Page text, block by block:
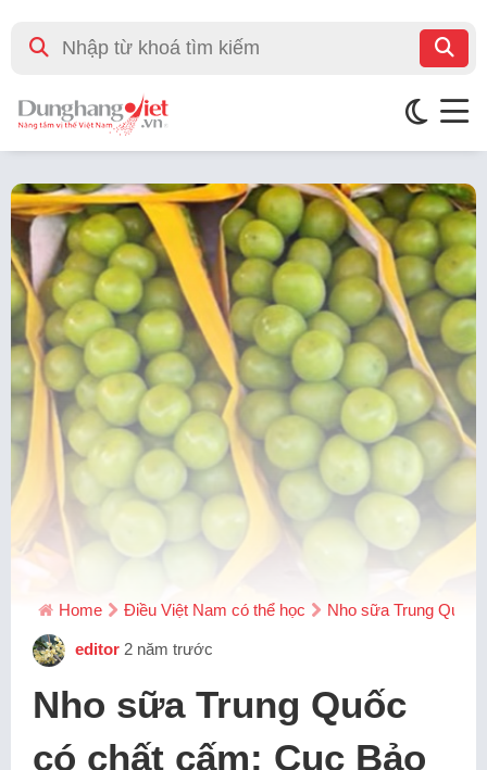
Home Điều Việt Nam có thể học Nho sữa Trung Quốc
editor 2 năm trước
Nho sữa Trung Quốc
có chất cấm: Cục Bảo